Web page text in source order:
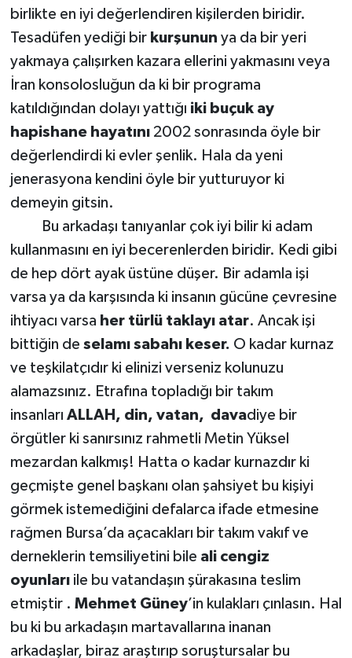
birlikte en iyi değerlendiren kişilerden biridir.
Tesadüfen yediği bir kurşunun ya da bir yeri
yakmaya çalışırken kazara ellerini yakmasını veya
İran konsolosluğun da ki bir programa
katıldığından dolayı yattığı iki buçuk ay
hapishane hayatını 2002 sonrasında öyle bir
değerlendirdi ki evler şenlik. Hala da yeni
jenerasyona kendini öyle bir yutturuyor ki
demeyin gitsin.
Bu arkadaşı tanıyanlar çok iyi bilir ki adam
kullanmasını en iyi becerenlerden biridir. Kedi gibi
de hep dört ayak üstüne düşer. Bir adamla işi
varsa ya da karşısında ki insanın gücüne çevresine
ihtiyacı varsa her türlü taklayı atar. Ancak işi
bittiğin de selamı sabahı keser. O kadar kurnaz
ve teşkilatçıdır ki elinizi verseniz kolunuzu
alamazsınız. Etrafına topladığı bir takım
insanları ALLAH, din, vatan, davadiye bir
örgütler ki sanırsınız rahmetli Metin Yüksel
mezardan kalkmış! Hatta o kadar kurnazdır ki
geçmişte genel başkanı olan şahsiyet bu kişiyi
görmek istemediğini defalarca ifade etmesine
rağmen Bursa’da açacakları bir takım vakıf ve
derneklerin temsiliyetini bile ali cengiz
oyunları ile bu vatandaşın şürakasına teslim
etmiştir . Mehmet Güney’in kulakları çınlasın. Hal
bu ki bu arkadaşın martavallarına inanan
arkadaşlar, biraz araştırıp soruştursalar bu